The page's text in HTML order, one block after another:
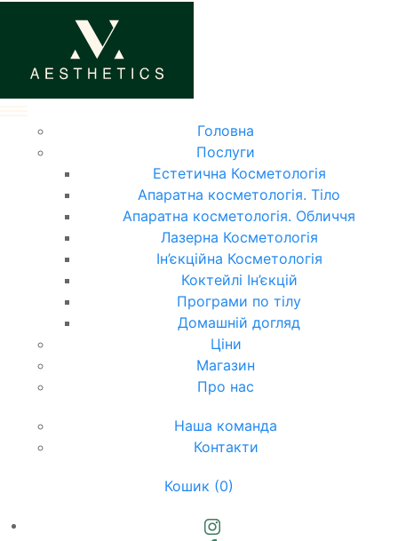
Головна
Послуги
Естетична Косметологія
Апаратна косметологія. Тіло
Апаратна косметологія. Обличчя
Лазерна Косметологія
Ін’єкційна Косметологія
Коктейлі Ін’єкцій
Програми по тілу
Домашній догляд
Ціни
Магазин
Про нас
Наша команда
Контакти
Кошик (0)